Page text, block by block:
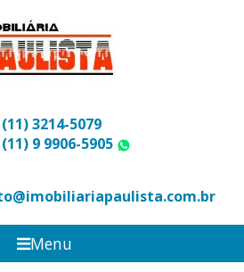
(11) 3214-5079
(11) 9 9906-5905
Menu